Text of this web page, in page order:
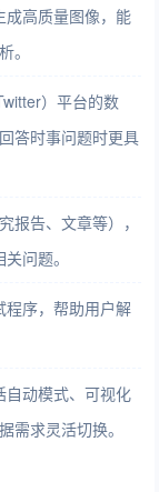
成高质量图像，能
。
）平台的数
答时事问题时更具
报告、文章等），
问题。
程序，帮助用户解
自动模式、可视化
需求灵活切换。